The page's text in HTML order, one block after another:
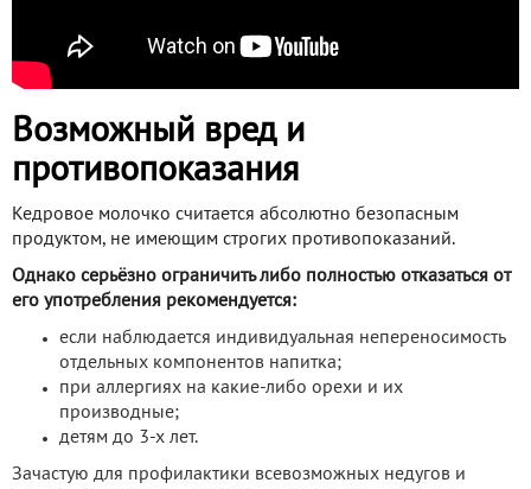
Возможный вред и
противопоказания
Кедровое молочко считается абсолютно безопасным
продуктом, не имеющим строгих противопоказаний.
Однако серьёзно ограничить либо полностью отказаться от
его употребления рекомендуется:
если наблюдается индивидуальная непереносимость
отдельных компонентов напитка;
при аллергиях на какие-либо орехи и их
производные;
детям до 3-х лет.
Зачастую для профилактики всевозможных недугов и